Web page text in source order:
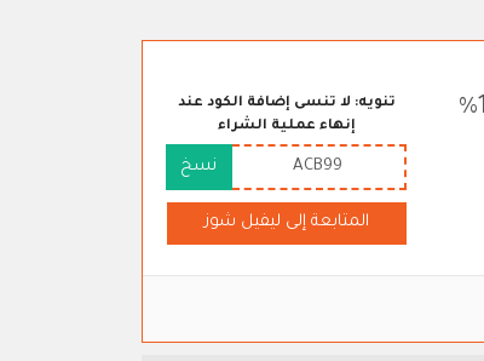
كود ليفيل شوز "ACB99" للاستفادة من 10%
تنويه: لا تنسى إضافة الكود عند
إنهاء عملية الشراء
ACB99 نسخ
المتابعة إلى ليفيل شوز